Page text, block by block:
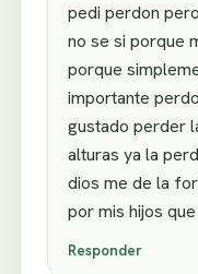
pedi perdon
no se si porque
porque
importante
gustado perder
alturas ya la
dios me de la
por mis hijos
Responder